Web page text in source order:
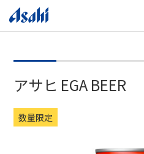
アサヒ EGA BEER
数量限定